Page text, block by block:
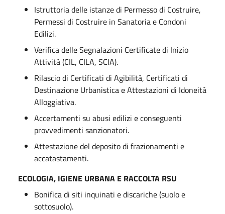
Istruttoria delle istanze di Permesso di Costruire,
Permessi di Costruire in Sanatoria e Condoni
Edilizi.
Verifica delle Segnalazioni Certificate di Inizio
Attività (CIL, CILA, SCIA).
Rilascio di Certificati di Agibilità, Certificati di
Destinazione Urbanistica e Attestazioni di Idoneità
Alloggiativa.
Accertamenti su abusi edilizi e conseguenti
provvedimenti sanzionatori.
Attestazione del deposito di frazionamenti e
accatastamenti.
ECOLOGIA, IGIENE URBANA E RACCOLTA RSU
Bonifica di siti inquinati e discariche (suolo e
sottosuolo).